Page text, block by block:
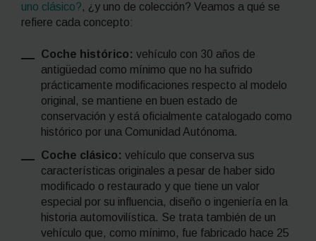
uno clásico?, ¿y uno de colección? Veamos a qué se
refiere cada concepto:
Coche histórico: vehículo con 30 años de
antigüedad como mínimo que no ha sufrido
prácticamente modificaciones respecto al modelo
original, se mantiene en buen estado de
conservación y está oficialmente catalogado como
histórico por una Comunidad Autónoma.
Coche clásico: vehículo que conserva sus
características originales a pesar de haber sido
modificado o restaurado y que tiene un valor
especial por su influencia, diseño o ingeniería en la
historia automovilística. Se trata también de un
vehículo que, como mínimo, fue fabricado hace 25